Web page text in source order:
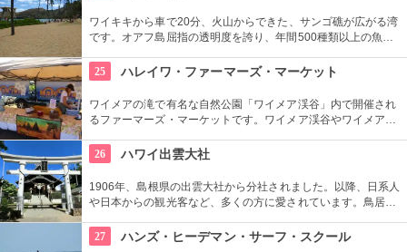
ワイキキから車で20分、火山からできた、サンゴ礁が広がる湾
です。オアフ島屈指の透明度を誇り、年間500種類以上の魚が
で年間100万人以上の観光客が訪れます。
25 ハレイワ・ファーマーズ・マーケット
ワイメアの滝で有名な自然公園「ワイメア渓谷」内で開催され
るファーマーズ・マーケットです。ワイメア渓谷やワイメアの
していますので、おやつはもちろん、ディナーを楽しむのもア
リですね。
26 ハワイ出雲大社
1906年、島根県の出雲大社から分社されました。以降、日系人
や日本からの観光客など、多くの方に愛されています。鳥居や
りそう。日本とハワイで2度お祈りされたお守りも好評です。
27 ハンズ・ヒーデマン・サーフ・スクール